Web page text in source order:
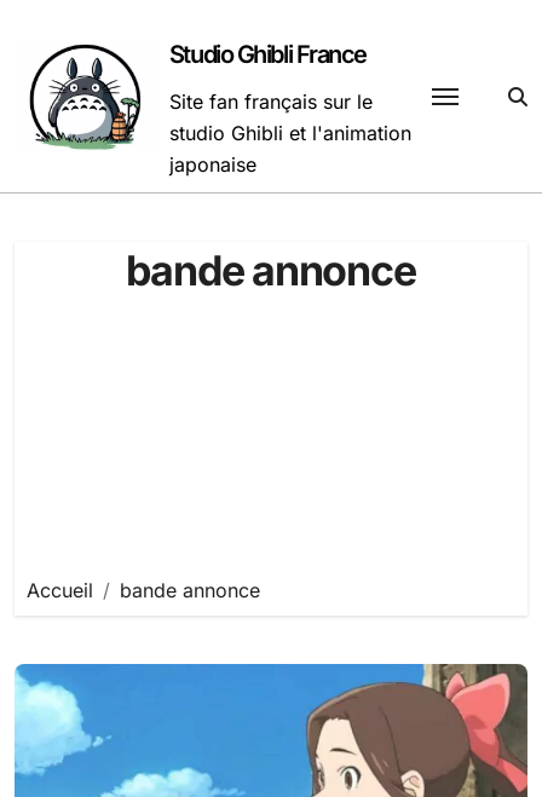
contenu
Studio Ghibli France
Site fan français sur le
studio Ghibli et l'animation
japonaise
bande annonce
Accueil bande annonce